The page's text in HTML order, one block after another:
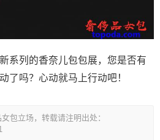
系列的香奈儿包包展，您是否有
了吗？心动就马上行动吧！
包立场，转载请注明出处：